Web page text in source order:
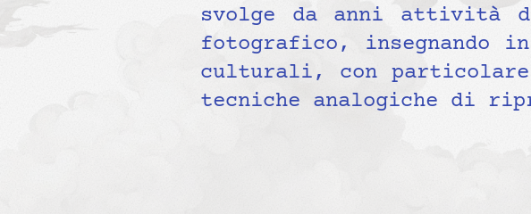
svolge da anni attività
fotografico, insegnando
culturali, con
tecniche analogiche di